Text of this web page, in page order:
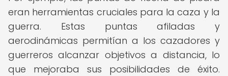
eran herramientas cruciales para la caza y la
guerra. Estas puntas afiladas y
aerodinámicas permitían a los cazadores y
guerreros alcanzar objetivos a distancia, lo
que mejoraba sus posibilidades de éxito.